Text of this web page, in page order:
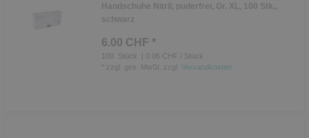
Handschuhe Nitril, puderfrei, Gr. XL, 100 Stk.,
schwarz
6.00 CHF *
100 Stück
| 0.06 CHF / Stück
zzgl. ges. MwSt. zzgl. Versandkosten